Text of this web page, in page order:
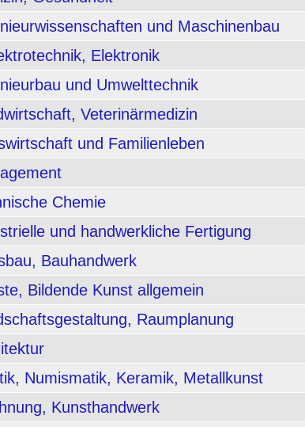
und Maschinenbau
Elektronik
und Umwelttechnik
Veterinärmedizin
und Familienleben
Chemie
und handwerkliche Fertigung
Bauhandwerk
Bildende Kunst allgemein
Raumplanung
Numismatik, Keramik, Metallkunst
Kunsthandwerk